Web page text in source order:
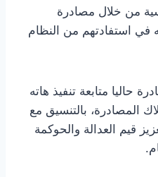
من خلال مصادرة
في استفادتهم من النظام
حاليا متابعة تنفيذ هاته
المصادرة، بالتنسيق مع
قيم العدالة والحوكمة